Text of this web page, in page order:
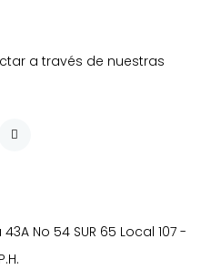
a través de nuestras
No 54 SUR 65 Local 107 -